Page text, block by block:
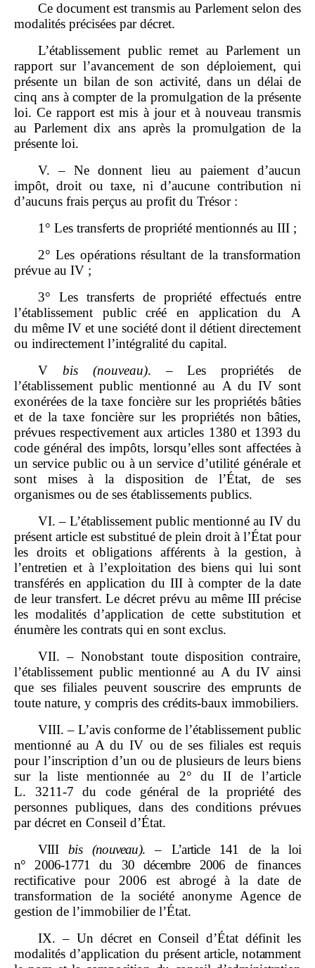
Ce document est transmis au Parlement selon des
modalités précisées par décret.
L’établissement public remet au Parlement un
rapport sur l’avancement de son déploiement, qui
présente un bilan de son activité, dans un délai de
cinq ans à compter de la promulgation de la présente
loi. Ce rapport est mis à jour et à nouveau transmis
au Parlement dix ans après la promulgation de la
présente loi.
V. – Ne donnent lieu au paiement d’aucun
impôt, droit ou taxe, ni d’aucune contribution ni
d’aucuns frais perçus au profit du Trésor :
1° Les transferts de propriété mentionnés au III ;
2° Les opérations résultant de la transformation
prévue au IV ;
3° Les transferts de propriété effectués entre
l’établissement public créé en application du A
du même IV et une société dont il détient directement
ou indirectement l’intégralité du capital.
V bis (nouveau). – Les propriétés de
l’établissement public mentionné au A du IV sont
exonérées de la taxe foncière sur les propriétés bâties
et de la taxe foncière sur les propriétés non bâties,
prévues respectivement aux articles 1380 et 1393 du
code général des impôts, lorsqu’elles sont affectées à
un service public ou à un service d’utilité générale et
sont mises à la disposition de l’État, de ses
organismes ou de ses établissements publics.
VI. – L’établissement public mentionné au IV du
présent article est substitué de plein droit à l’État pour
les droits et obligations afférents à la gestion, à
l’entretien et à l’exploitation des biens qui lui sont
transférés en application du III à compter de la date
de leur transfert. Le décret prévu au même III précise
les modalités d’application de cette substitution et
énumère les contrats qui en sont exclus.
VII. – Nonobstant toute disposition contraire,
l’établissement public mentionné au A du IV ainsi
que ses filiales peuvent souscrire des emprunts de
toute nature, y compris des crédits‑baux immobiliers.
VIII. – L’avis conforme de l’établissement public
mentionné au A du IV ou de ses filiales est requis
pour l’inscription d’un ou de plusieurs de leurs biens
sur la liste mentionnée au 2° du II de l’article
L. 3211‑7 du code général de la propriété des
personnes publiques, dans des conditions prévues
par décret en Conseil d’État.
VIII
bis (nouveau). – L’article
141 de la loi
n°
2006‑1771 du 30 décembre 2006 de finances
rectificative pour 2006 est abrogé à la date de
transformation de la société anonyme Agence de
gestion de l’immobilier de l’État.
IX. – Un décret en Conseil d’État définit les
modalités d’application duprésent article, notamment